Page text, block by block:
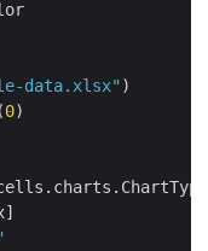
data.xlsx" )
0)